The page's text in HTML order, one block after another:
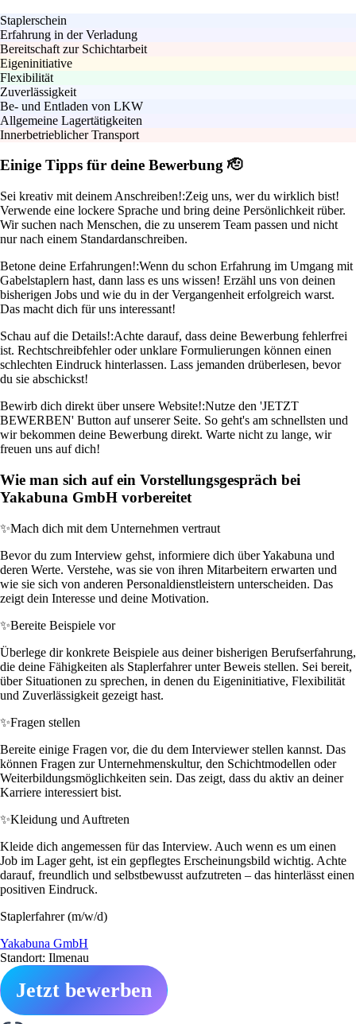
Staplerschein
Erfahrung in der Verladung
Bereitschaft zur Schichtarbeit
Eigeninitiative
Flexibilität
Zuverlässigkeit
Be- und Entladen von LKW
Allgemeine Lagertätigkeiten
Innerbetrieblicher Transport
Einige Tipps für deine Bewerbung 🫡
Sei kreativ mit deinem Anschreiben!:Zeig uns, wer du wirklich bist!
Verwende eine lockere Sprache und bring deine Persönlichkeit rüber.
Wir suchen nach Menschen, die zu unserem Team passen und nicht
nur nach einem Standardanschreiben.
Betone deine Erfahrungen!:Wenn du schon Erfahrung im Umgang mit
Gabelstaplern hast, dann lass es uns wissen! Erzähl uns von deinen
bisherigen Jobs und wie du in der Vergangenheit erfolgreich warst.
Das macht dich für uns interessant!
Schau auf die Details!:Achte darauf, dass deine Bewerbung fehlerfrei
ist. Rechtschreibfehler oder unklare Formulierungen können einen
schlechten Eindruck hinterlassen. Lass jemanden drüberlesen, bevor
du sie abschickst!
Bewirb dich direkt über unsere Website!:Nutze den 'JETZT
BEWERBEN' Button auf unserer Seite. So geht's am schnellsten und
wir bekommen deine Bewerbung direkt. Warte nicht zu lange, wir
freuen uns auf dich!
Wie man sich auf ein Vorstellungsgespräch bei
Yakabuna GmbH vorbereitet
✨Mach dich mit dem Unternehmen vertraut
Bevor du zum Interview gehst, informiere dich über Yakabuna und
deren Werte. Verstehe, was sie von ihren Mitarbeitern erwarten und
wie sie sich von anderen Personaldienstleistern unterscheiden. Das
zeigt dein Interesse und deine Motivation.
✨Bereite Beispiele vor
Überlege dir konkrete Beispiele aus deiner bisherigen Berufserfahrung,
die deine Fähigkeiten als Staplerfahrer unter Beweis stellen. Sei bereit,
über Situationen zu sprechen, in denen du Eigeninitiative, Flexibilität
und Zuverlässigkeit gezeigt hast.
✨Fragen stellen
Bereite einige Fragen vor, die du dem Interviewer stellen kannst. Das
können Fragen zur Unternehmenskultur, den Schichtmodellen oder
Weiterbildungsmöglichkeiten sein. Das zeigt, dass du aktiv an deiner
Karriere interessiert bist.
✨Kleidung und Auftreten
Kleide dich angemessen für das Interview. Auch wenn es um einen
Job im Lager geht, ist ein gepflegtes Erscheinungsbild wichtig. Achte
darauf, freundlich und selbstbewusst aufzutreten – das hinterlässt einen
positiven Eindruck.
Staplerfahrer (m/w/d)
Yakabuna GmbH
Standort: Ilmenau
Jetzt bewerben